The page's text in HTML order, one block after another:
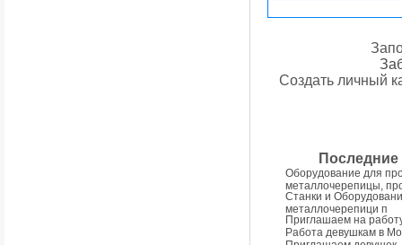
Создать личный
Оборудование для
металлочерепицы,
Станки и
металлочерепици п
Приглашаем на
Работа девушкам в